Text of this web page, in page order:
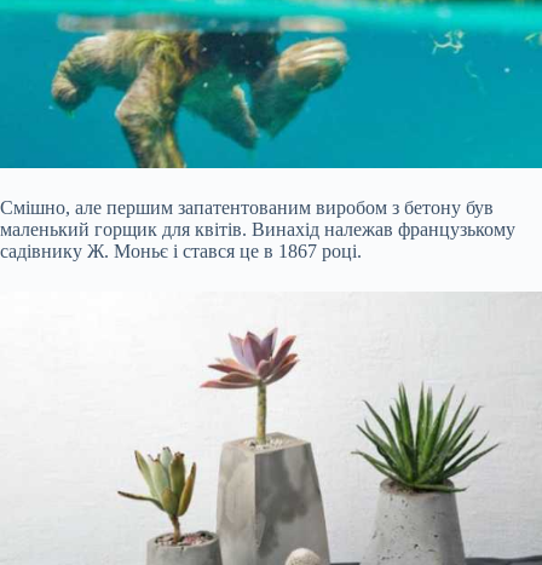
Смішно, але першим запатентованим виробом з бетону був
маленький горщик для квітів. Винахід належав французькому
садівнику Ж. Моньє і стався це в 1867 році.